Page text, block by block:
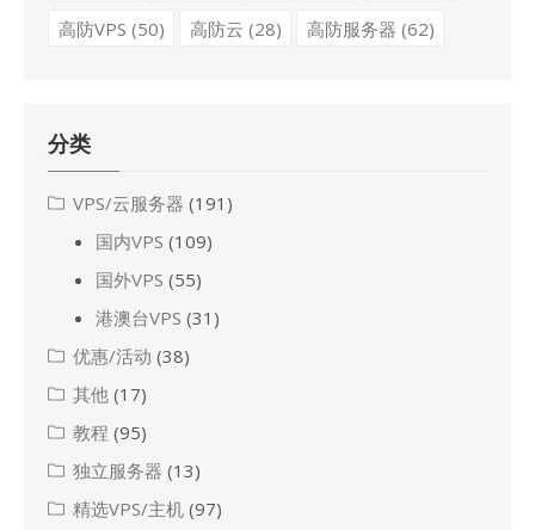
高防VPS (50) 高防云 (28) 高防服务器 (62)
分类
VPS/云服务器 (191)
国内VPS (109)
国外VPS (55)
港澳台VPS (31)
优惠/活动 (38)
其他 (17)
教程 (95)
独立服务器 (13)
精选VPS/主机 (97)